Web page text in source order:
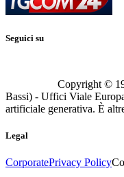
Seguici su
Copyright ©
Bassi) - Uffici Viale
artificiale generativa. È
Legal
CorporatePrivacy Policy